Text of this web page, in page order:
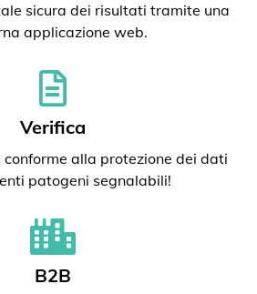
sicura dei risultati tramite una
applicazione web.
Verifica
alla protezione dei dati
patogeni segnalabili!
B2B